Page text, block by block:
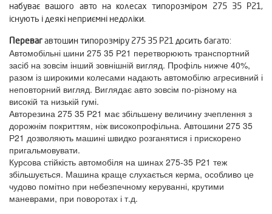
набуває вашого авто на колесах типорозміром 275 35 Р21,
існують і деякі неприємні недоліки.
Перевагавтошин типорозміру 275 35 Р21 досить багато:
Автомобільні шини 275 35 Р21 перетворюють транспортний
засіб на зовсім інший зовнішній вигляд. Профіль нижче 40%,
разом із широкими колесами надають автомобілю агресивний і
неповторний вигляд. Виглядає авто зовсім по-різному на
високій та низькій гумі.
Авторезина 275 35 Р21 має збільшену величину зчеплення з
дорожнім покриттям, ніж високопрофільна. Автошини 275 35
Р21 дозволяють машині швидко розганятися і прискорено
пригальмовувати.
Курсова стійкість автомобіля на шинах 275-35 Р21 теж
збільшується. Машина краще слухається керма, особливо це
чудово помітно при небезпечному керуванні, крутими
маневрами, при поворотах і т.д.